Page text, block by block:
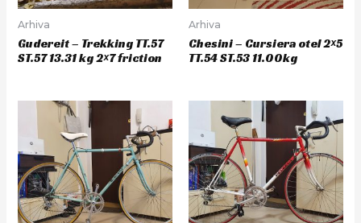
Arhiva
Gudereit – Trekking TT.57
ST.57 13.31 kg 2×7 friction
Arhiva
Chesini – Cursiera otel 2×5
TT.54 ST.53 11.00kg